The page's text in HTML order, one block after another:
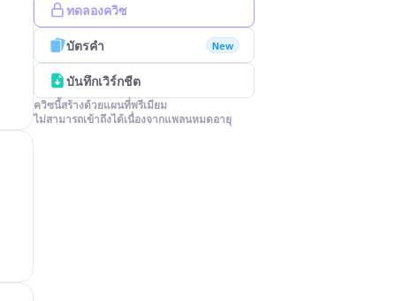
ทดลองควิซ
บัตรคำ New
บันทึกเวิร์กชีต
ควิซนี้สร้างด้วยแผนที่พรีเมียม
ไม่สามารถเข้าถึงได้เนื่องจากแพลนหมดอายุ